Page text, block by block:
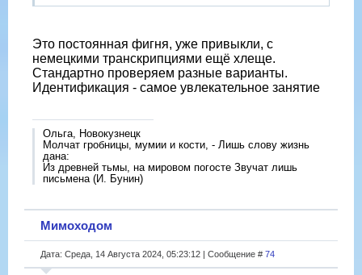
Это постоянная фигня, уже привыкли, с
немецкими транскрипциями ещë хлеще.
Стандартно проверяем разные варианты.
Идентификация - самое увлекательное занятие
Ольга, Новокузнецк
Молчат гробницы, мумии и кости, - Лишь слову жизнь
дана:
Из древней тьмы, на мировом погосте Звучат лишь
письмена (И. Бунин)
Мимоходом
Дата: Среда, 14 Августа 2024, 05:23:12 | Сообщение # 74